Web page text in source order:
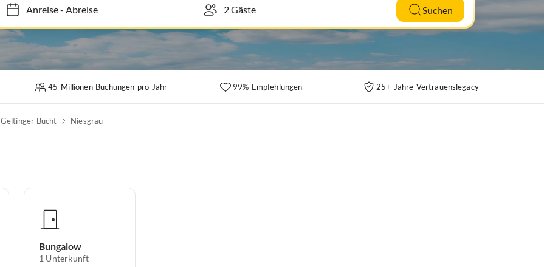
Anreise- Abreise Suchen
45 Millionen Buchungen pro Jahr 99% Empfehlungen 25+ Jahre Vertrauenslegacy
Geltinger Bucht Niesgrau
Bungalow
1 Unterkunft